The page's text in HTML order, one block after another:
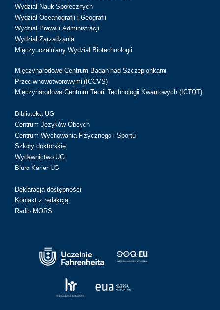
Wydział Nauk Społecznych
Wydział Oceanografii i Geografii
Wydział Prawa i Administracji
Wydział Zarządzania
Międzyuczelniany Wydział Biotechnologii
Międzynarodowe Centrum Badań nad Szczepionkami
Przeciwnowotworowymi (ICCVS)
Międzynarodowe Centrum Teorii Technologii Kwantowych (ICTQT)
Biblioteka UG
Centrum Języków Obcych
Centrum Wychowania Fizycznego i Sportu
Szkoły doktorskie
Wydawnictwo UG
Biuro Karier UG
Deklaracja dostępności
Kontakt z redakcją
Radio MORS